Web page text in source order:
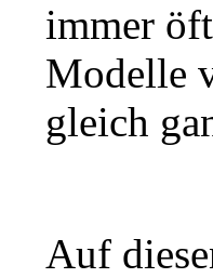
immer
Modelle
gleich
Auf